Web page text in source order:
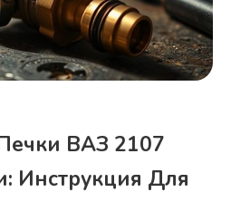
ВАЗ 2107
Инструкция Для